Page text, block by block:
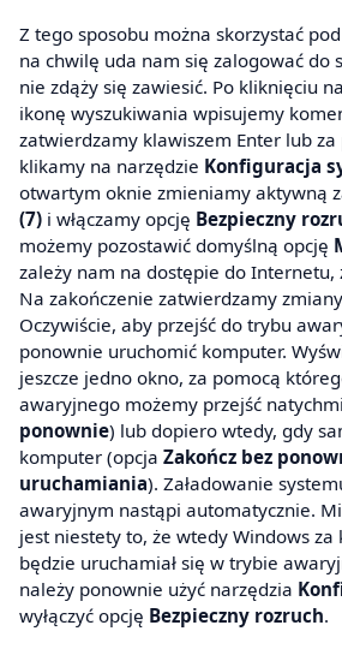
Z tego sposobu można skorzystać
na chwilę uda nam się zalogować do
nie zdąży się zawiesić. Po kliknięciu
ikonę wyszukiwania wpisujemy
zatwierdzamy klawiszem Enter lub za
klikamy na narzędzie Konfiguracja
otwartym oknie zmieniamy aktywną
(7) i włączamy opcję Bezpieczny
możemy pozostawić domyślną opcję
zależy nam na dostępie do Internetu,
Na zakończenie zatwierdzamy
Oczywiście, aby przejść do trybu
ponownie uruchomić komputer.
jeszcze jedno okno, za pomocą
awaryjnego możemy przejść
ponownie) lub dopiero wtedy, gdy
komputer (opcja Zakończ bez
uruchamiania). Załadowanie
awaryjnym nastąpi automatycznie.
jest niestety to, że wtedy Windows za
będzie uruchamiał się w trybie
należy ponownie użyć narzędzia
wyłączyć opcję Bezpieczny rozruch.